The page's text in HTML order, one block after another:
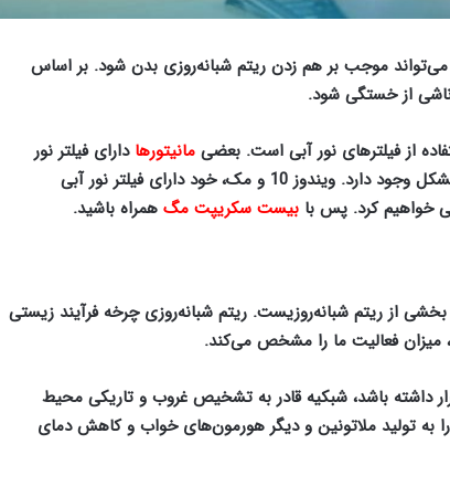
موجب بر ‌هم زدن ریتم شبانه‌روزی بدن شود. بر اساس
از خستگی شود.
از فیلترهای نور آبی است. بعضی مانیتورها دارای فیلتر نور
آبی هستند؛ اما راه‌حل‌های بی‌شماری برای رفع این مشکل وجود دارد. ویندوز 10 و مک، خود دارای فیلتر نور آبی
خواهیم کرد. پس با بیست سکریپت مگ همراه باشید.
از ریتم شبانه‌‌روزیست. ریتم شبانه‌روزی چرخه فرآیند زیستی‌
میزان فعالیت ما را مشخص می‌کند.
داشته‌ باشد، شبکیه قادر به تشخیص غروب و تاریکی محیط
تولید ملاتونین و دیگر هورمون‌های خواب و کاهش دمای